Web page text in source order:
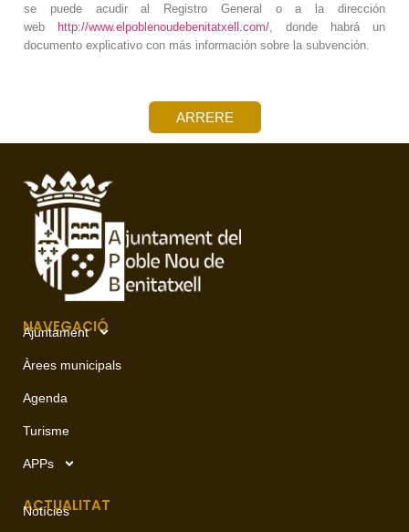
se puede acudir al Registro General o a la dirección
web
http://www.elpoblenoudebenitatxell.com/ , donde habrá un
documento explicativo con más información sobre la subvención.
ARRERE
NAVEGACIÓ
Ajuntament
Àrees municipals
Agenda
Turisme
APPs
ACTUALITAT
Notícies